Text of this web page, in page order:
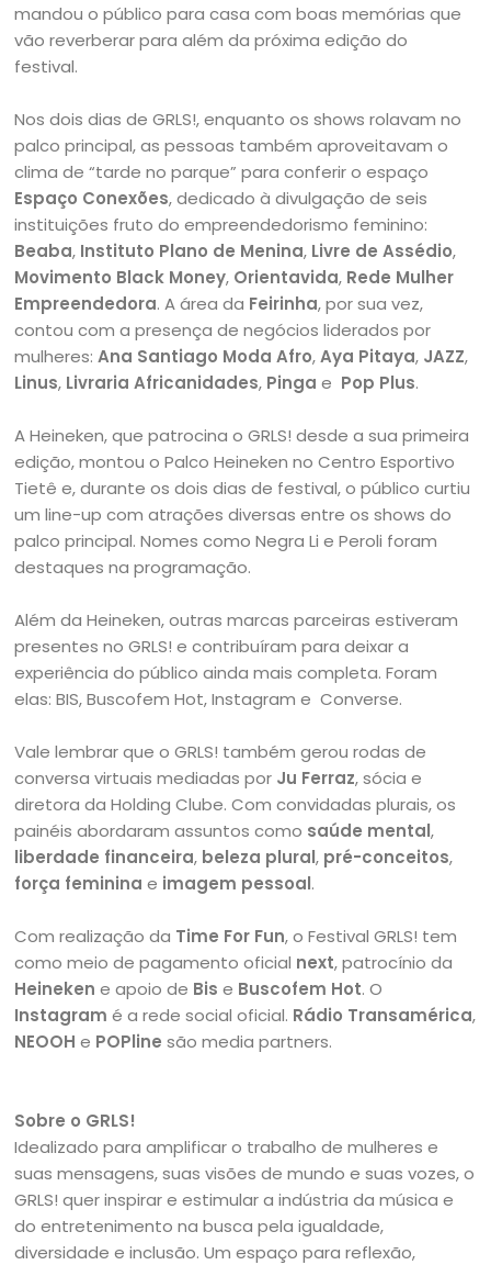
mandou o público para casa com boas memórias que
vão reverberar para além da próxima edição do
festival.
Nos dois dias de GRLS!, enquanto os shows rolavam no
palco principal, as pessoas também aproveitavam o
clima de “tarde no parque” para conferir o espaço
Espaço Conexões, dedicado à divulgação de seis
instituições fruto do empreendedorismo feminino:
Beaba, Instituto Plano de Menina, Livre de Assédio,
Movimento Black Money, Orientavida, Rede Mulher
Empreendedora. A área da Feirinha, por sua vez,
contou com a presença de negócios liderados por
mulheres:Ana Santiago Moda Afro,Aya Pitaya, JAZZ,
Linus, Livraria Africanidades, Pingae Pop Plus.
A Heineken, que patrocina o GRLS! desde a sua primeira
edição, montou o Palco Heineken no Centro Esportivo
Tietê e, durante os dois dias de festival, o público curtiu
um line-up com atrações diversas entre os shows do
palco principal. Nomes como Negra Li e Peroli foram
destaques na programação.
Além da Heineken, outras marcas parceiras estiveram
presentes no GRLS! e contribuíram para deixar a
experiência do público ainda mais completa. Foram
elas: BIS, Buscofem Hot, Instagram e Converse.
Vale lembrar que o GRLS! também gerou rodas de
conversa virtuais mediadas por Ju Ferraz, sócia e
diretora da Holding Clube. Com convidadas plurais, os
painéis abordaram assuntos como saúde mental,
liberdade financeira, beleza plural, pré-conceitos,
força femininae imagem pessoal.
Com realização da Time For Fun, o Festival GRLS! tem
como meio de pagamento oficial next, patrocínio da
Heinekene apoio de Bis e Buscofem Hot. O
Instagramé a rede social oficial. Rádio Transamérica,
NEOOH e POPlinesão media partners.
Sobre o GRLS!
Idealizado para amplificar o trabalho de mulheres e
suas mensagens, suas visões de mundo e suas vozes, o
GRLS! quer inspirar e estimular a indústria da música e
do entretenimento na busca pela igualdade,
diversidade e inclusão. Um espaço para reflexão,